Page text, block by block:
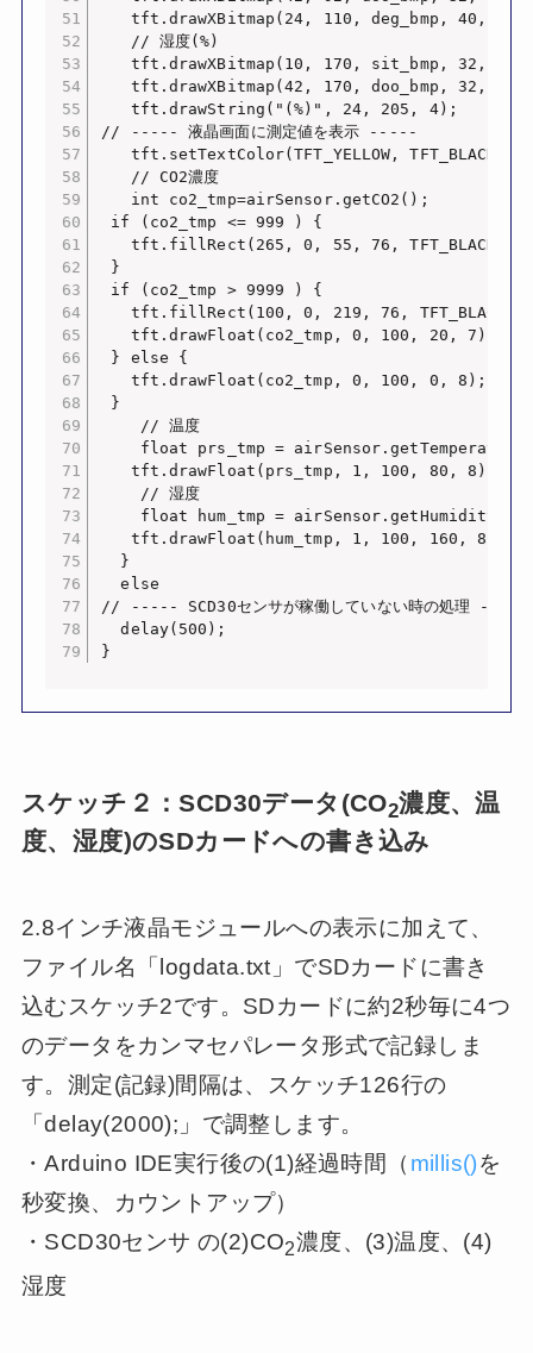
tft.drawXBitmap(24, 110, deg_bmp, 40, 40,
   // 湿度(%)
tft.drawXBitmap(10, 170, sit_bmp, 32, 32,
tft.drawXBitmap(42, 170, doo_bmp, 32, 32,
   tft.drawString("(%)", 24, 205, 4);
// ----- 液晶画面に測定値を表示 -----
   tft.setTextColor(TFT_YELLOW, TFT_BLACK);
   // CO2濃度
   int co2_tmp=airSensor.getCO2();
if (co2_tmp <= 999 ) {
tft.fillRect(265, 0, 55, 76, TFT_BLACK);  //
}
if (co2_tmp > 9999 ) {
tft.fillRect(100, 0, 219, 76, TFT_BLACK);
tft.drawFloat(co2_tmp, 0, 100, 20, 7);    //
} else {
tft.drawFloat(co2_tmp, 0, 100, 0, 8);
}
    // 温度
float prs_tmp =
   tft.drawFloat(prs_tmp, 1, 100, 80, 8);
    // 湿度
    float hum_tmp = airSensor.getHumidity();
   tft.drawFloat(hum_tmp, 1, 100, 160, 8);
  }
  else
// ----- SCD30センサが稼働していない時の処理 -----
  delay(500);
}
スケッチ２：SCD30データ(CO2濃度、温
度、湿度)のSDカードへの書き込み
2.8インチ液晶モジュールへの表示に加えて、
ファイル名「logdata.txt」でSDカードに書き
込むスケッチ2です。SDカードに約2秒毎に4つ
のデータをカンマセパレータ形式で記録しま
す。測定(記録)間隔は、スケッチ126行の
「delay(2000);」で調整します。
・Arduino IDE実行後の(1)経過時間（ millis()を
秒変換、カウントアップ）
・SCD30センサ の(2)CO2濃度、(3)温度、(4)
湿度